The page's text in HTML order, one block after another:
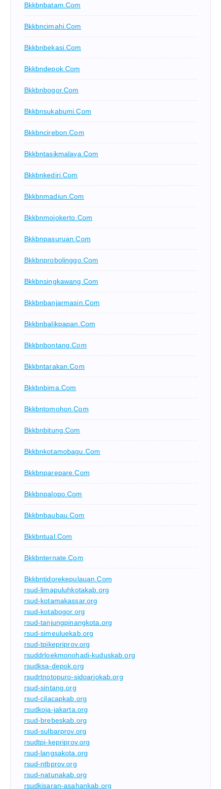
Bkkbnbatam.com
Bkkbncimahi.com
Bkkbnbekasi.com
Bkkbndepok.com
Bkkbnbogor.com
Bkkbnsukabumi.com
Bkkbncirebon.com
Bkkbntasikmalaya.com
Bkkbnkediri.com
Bkkbnmadiun.com
Bkkbnmojokerto.com
Bkkbnpasuruan.com
Bkkbnprobolinggo.com
Bkkbnsingkawang.com
Bkkbnbanjarmasin.com
Bkkbnbalikpapan.com
Bkkbnbontang.com
Bkkbntarakan.com
Bkkbnbima.com
Bkkbntomohon.com
Bkkbnbitung.com
Bkkbnkotamobagu.com
Bkkbnparepare.com
Bkkbnpalopo.com
Bkkbnbaubau.com
Bkkbntual.com
Bkkbnternate.com
Bkkbntidorekepulauan.com
rsud-limapuluhkotakab.org
rsud-kotamakassar.org
rsud-kotabogor.org
rsud-tanjungpinangkota.org
rsud-simeuluekab.org
rsud-tpikepriprov.org
rsuddrloekmonohadi-kuduskab.org
rsudksa-depok.org
rsudrtnotopuro-sidoarjokab.org
rsud-sintang.org
rsud-cilacapkab.org
rsudkoja-jakarta.org
rsud-brebeskab.org
rsud-sulbarprov.org
rsudtpi-kepriprov.org
rsud-langsakota.org
rsud-ntbprov.org
rsud-natunakab.org
rsudkisaran-asahankab.org